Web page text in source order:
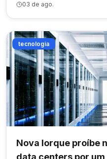
03 de ago.
tecnologia
Nova Iorque proíbe
data centers por um